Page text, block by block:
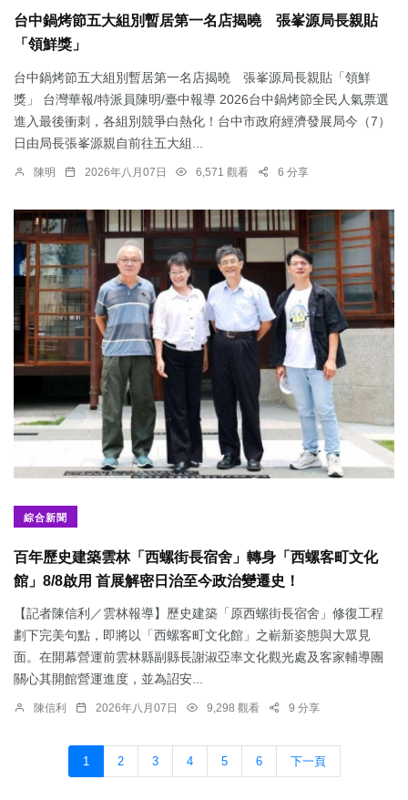
台中鍋烤節五大組別暫居第一名店揭曉 張峯源局長親貼
「領鮮獎」
台中鍋烤節五大組別暫居第一名店揭曉 張峯源局長親貼「領鮮
獎」 台灣華報/特派員陳明/臺中報導 2026台中鍋烤節全民人氣票選
進入最後衝刺，各組別競爭白熱化！台中市政府經濟發展局今（7）
日由局長張峯源親自前往五大組...
陳明 2026年八月07日 6,571 觀看 6 分享
綜合新聞
百年歷史建築雲林「西螺街長宿舍」轉身「西螺客町文化
館」8/8啟用 首展解密日治至今政治變遷史！
【記者陳信利／雲林報導】歷史建築「原西螺街長宿舍」修復工程
劃下完美句點，即將以「西螺客町文化館」之嶄新姿態與大眾見
面。在開幕營運前雲林縣副縣長謝淑亞率文化觀光處及客家輔導團
關心其開館營運進度，並為詔安...
陳信利 2026年八月07日 9,298 觀看 9 分享
1 2 3 4 5 6 下一頁